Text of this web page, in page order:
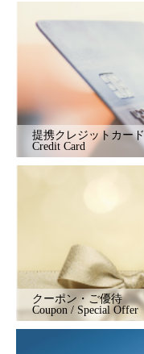
提携クレジットカード
Credit Card
クーポン・ご優待
Coupon / Special Offer